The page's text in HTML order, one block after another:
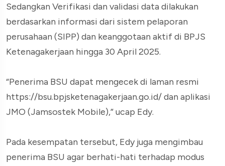
Sedangkan Verifikasi dan validasi data dilakukan
berdasarkan informasi dari sistem pelaporan
perusahaan (SIPP) dan keanggotaan aktif di BPJS
Ketenagakerjaan hingga 30 April 2025.
“Penerima BSU dapat mengecek di laman resmi
https://bsu.bpjsketenagakerjaan.go.id/ dan aplikasi
JMO (Jamsostek Mobile),” ucap Edy.
Pada kesempatan tersebut, Edy juga mengimbau
penerima BSU agar berhati-hati terhadap modus